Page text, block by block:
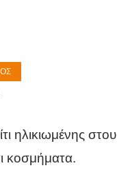
ηλικιωμένης στου
κοσμήματα.